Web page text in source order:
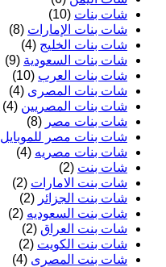
شات بنات (10)
شات بنات الإمارات (8)
شات بنات الخليج (4)
شات بنات السعودية (9)
شات بنات العرب (10)
شات بنات المصرى (4)
شات بنات المصريين (4)
شات بنات مصر (8)
شات بنات مصر للموبايل
شات بنات مصريه (4)
شات بنت (2)
شات بنت الامارات (2)
شات بنت الجزائر (2)
شات بنت السعوديه (2)
شات بنت العراق (2)
شات بنت الكويت (2)
شات بنت المصرى (4)